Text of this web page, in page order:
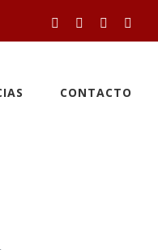
Facebook
TwitterYouTube
CONTACTO